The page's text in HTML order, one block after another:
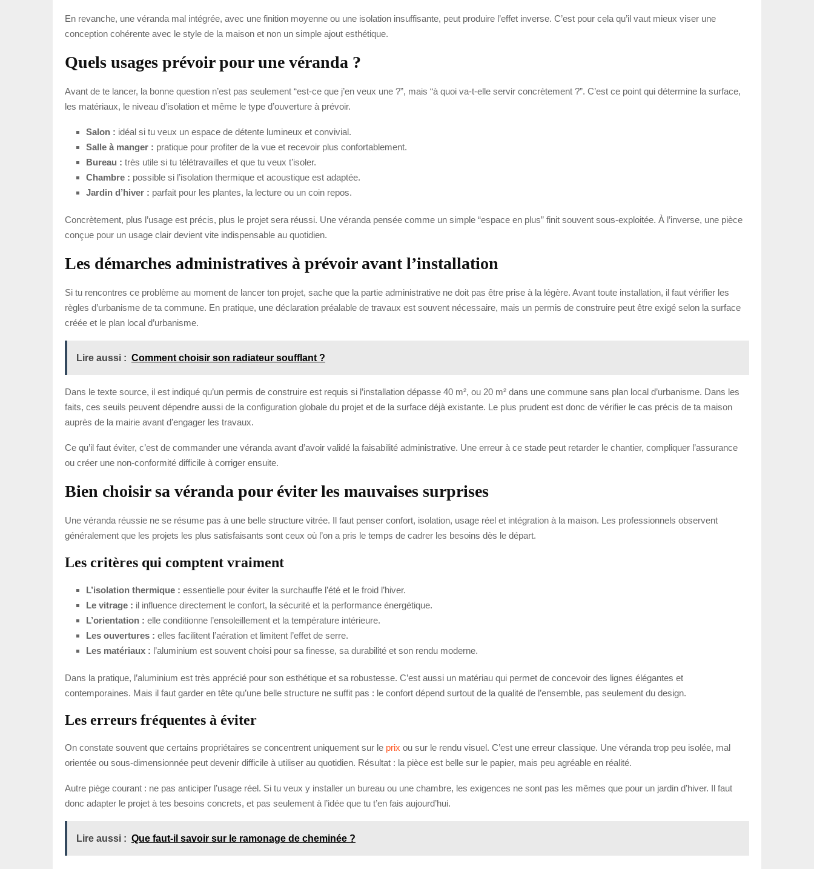
En revanche, une véranda mal intégrée, avec une finition moyenne ou une isolation insuffisante, peut produire l’effet inverse. C’est pour cela qu’il vaut mieux viser une
conception cohérente avec le style de la maison et non un simple ajout esthétique.
Quels usages prévoir pour une véranda ?
Avant de te lancer, la bonne question n’est pas seulement “est-ce que j’en veux une ?”, mais “à quoi va-t-elle servir concrètement ?”. C’est ce point qui détermine la surface,
les matériaux, le niveau d’isolation et même le type d’ouverture à prévoir.
Salon : idéal si tu veux un espace de détente lumineux et convivial.
Salle à manger : pratique pour profiter de la vue et recevoir plus confortablement.
Bureau : très utile si tu télétravailles et que tu veux t’isoler.
Chambre : possible si l’isolation thermique et acoustique est adaptée.
Jardin d’hiver : parfait pour les plantes, la lecture ou un coin repos.
Concrètement, plus l’usage est précis, plus le projet sera réussi. Une véranda pensée comme un simple “espace en plus” finit souvent sous-exploitée. À l’inverse, une pièce
conçue pour un usage clair devient vite indispensable au quotidien.
Les démarches administratives à prévoir avant l’installation
Si tu rencontres ce problème au moment de lancer ton projet, sache que la partie administrative ne doit pas être prise à la légère. Avant toute installation, il faut vérifier les
règles d’urbanisme de ta commune. En pratique, une déclaration préalable de travaux est souvent nécessaire, mais un permis de construire peut être exigé selon la surface
créée et le plan local d’urbanisme.
Lire aussi : Comment choisir son radiateur soufflant ?
Dans le texte source, il est indiqué qu’un permis de construire est requis si l’installation dépasse 40 m², ou 20 m² dans une commune sans plan local d’urbanisme. Dans les
faits, ces seuils peuvent dépendre aussi de la configuration globale du projet et de la surface déjà existante. Le plus prudent est donc de vérifier le cas précis de ta maison
auprès de la mairie avant d’engager les travaux.
Ce qu’il faut éviter, c’est de commander une véranda avant d’avoir validé la faisabilité administrative. Une erreur à ce stade peut retarder le chantier, compliquer l’assurance
ou créer une non-conformité difficile à corriger ensuite.
Bien choisir sa véranda pour éviter les mauvaises surprises
Une véranda réussie ne se résume pas à une belle structure vitrée. Il faut penser confort, isolation, usage réel et intégration à la maison. Les professionnels observent
généralement que les projets les plus satisfaisants sont ceux où l’on a pris le temps de cadrer les besoins dès le départ.
Les critères qui comptent vraiment
L’isolation thermique : essentielle pour éviter la surchauffe l’été et le froid l’hiver.
Le vitrage : il influence directement le confort, la sécurité et la performance énergétique.
L’orientation : elle conditionne l’ensoleillement et la température intérieure.
Les ouvertures : elles facilitent l’aération et limitent l’effet de serre.
Les matériaux : l’aluminium est souvent choisi pour sa finesse, sa durabilité et son rendu moderne.
Dans la pratique, l’aluminium est très apprécié pour son esthétique et sa robustesse. C’est aussi un matériau qui permet de concevoir des lignes élégantes et
contemporaines. Mais il faut garder en tête qu’une belle structure ne suffit pas : le confort dépend surtout de la qualité de l’ensemble, pas seulement du design.
Les erreurs fréquentes à éviter
On constate souvent que certains propriétaires se concentrent uniquement sur le prix ou sur le rendu visuel. C’est une erreur classique. Une véranda trop peu isolée, mal
orientée ou sous-dimensionnée peut devenir difficile à utiliser au quotidien. Résultat : la pièce est belle sur le papier, mais peu agréable en réalité.
Autre piège courant : ne pas anticiper l’usage réel. Si tu veux y installer un bureau ou une chambre, les exigences ne sont pas les mêmes que pour un jardin d’hiver. Il faut
donc adapter le projet à tes besoins concrets, et pas seulement à l’idée que tu t’en fais aujourd’hui.
Lire aussi : Que faut-il savoir sur le ramonage de cheminée ?